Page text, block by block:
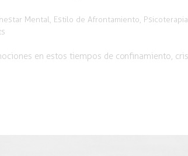
Mental Estilo de Afrontamiento Psicoterapia
en estos tiempos de confinamiento,